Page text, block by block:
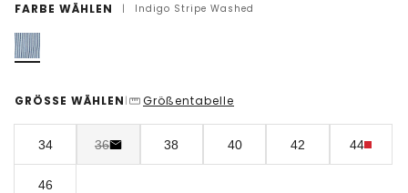
FARBE WÄHLEN | Indigo Stripe Washed
GRÖSSE WÄHLEN | Größentabelle
34 36 38 40 42 44
46